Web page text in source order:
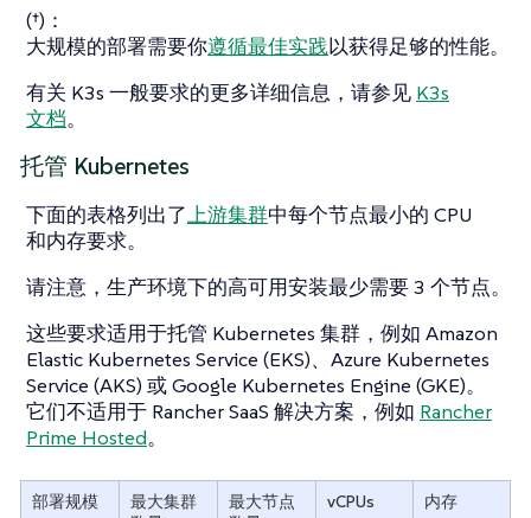
(†)：
大规模的部署需要你遵循最佳实践以获得足够的性能。
有关 K3s 一般要求的更多详细信息，请参见 K3s
文档。
托管 Kubernetes
下面的表格列出了上游集群中每个节点最小的 CPU
和内存要求。
请注意，生产环境下的高可用安装最少需要 3 个节点。
这些要求适用于托管 Kubernetes 集群，例如 Amazon
Elastic Kubernetes Service (EKS)、Azure Kubernetes
Service (AKS) 或 Google Kubernetes Engine (GKE)。
它们不适用于 Rancher SaaS 解决方案，例如 Rancher
Prime Hosted。
部署规模
最大集群
最大节点
vCPUs 内存